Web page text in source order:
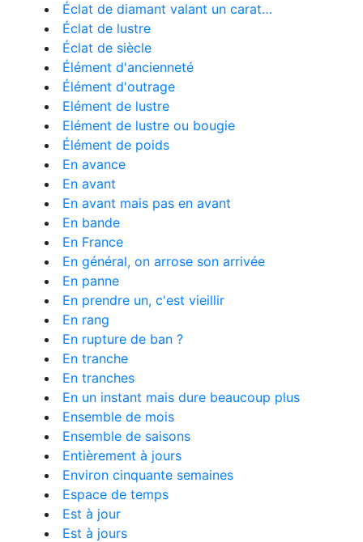
Éclat de diamant valant un carat…
Éclat de lustre
Éclat de siècle
Élément d'ancienneté
Élément d'outrage
Elément de lustre
Elément de lustre ou bougie
Élément de poids
En avance
En avant
En avant mais pas en avant
En bande
En France
En général, on arrose son arrivée
En panne
En prendre un, c'est vieillir
En rang
En rupture de ban ?
En tranche
En tranches
En un instant mais dure beaucoup plus
Ensemble de mois
Ensemble de saisons
Entièrement à jours
Environ cinquante semaines
Espace de temps
Est à jour
Est à jours